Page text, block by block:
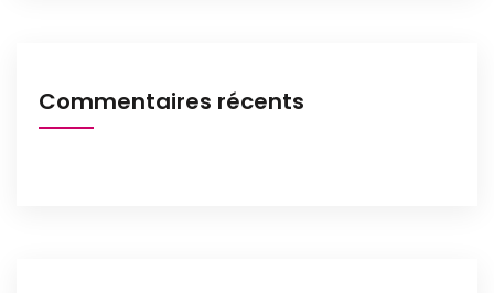
Commentaires récents